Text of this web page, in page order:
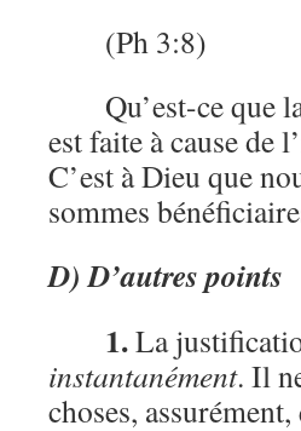
(Ph 3:8)
Qu’est-ce que
est faite à cause de
C’est à Dieu que
sommes
D) D’autres points
1.La
instantanément. Il
choses,